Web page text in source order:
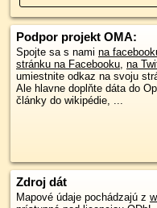
Podpor projekt OMA:
Spojte sa s nami na
stránku na Facebooku, na
umiestnite odkaz na svoju
Ale hlavne doplňte dáta do
články do wikipédie, ...
Zdroj dát
Mapové údaje pochádzajú z